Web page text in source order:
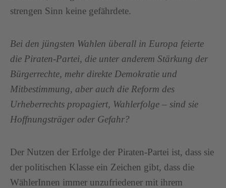
strengen Sinn keine gefährdete.
Bei den jüngsten Wahlen überall in Europa feierte
die Piraten-Partei, die unter anderem Stärkung der
Bürgerrechte, mehr direkte Demokratie und
Mitbestimmung, aber auch die Reform des
Urheberrechts propagiert, Wahlerfolge – sind sie
Hoffnungsträger oder Gefahr?
Der Nutzen der Erfolge der Piraten-Partei ist, dass sie
der politischen Klasse ein Zeichen gibt, dass die
WählerInnen immer unzufriedener mit ihrem